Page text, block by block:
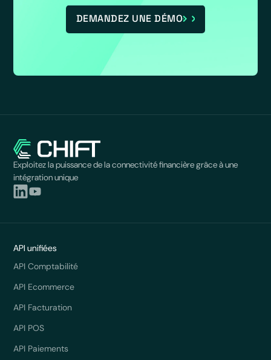
DEMANDEZ UNE DÉMO
Exploitez la puissance de la connectivité financière grâce à une
intégration unique
API unifiées
API Comptabilité
API Ecommerce
API Facturation
API POS
API Paiements